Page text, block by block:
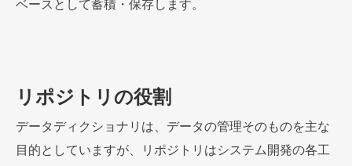
ベースとして蓄積・保存します。
リポジトリの役割
データディクショナリは、データの管理そのものを主な
目的としていますが、リポジトリはシステム開発の各工